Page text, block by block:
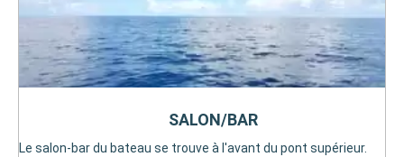
Le salon-bar du bateau se trouve à l'avant du pont supérieur.
SALON/BAR